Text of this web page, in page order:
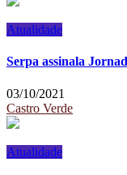
Atualidade
Serpa assinala
03/10/2021
Castro Verde
Atualidade